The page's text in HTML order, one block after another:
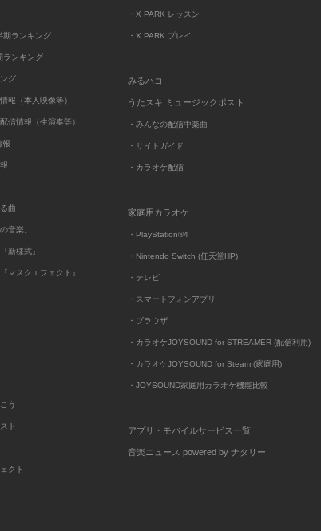
期ランキング
ランキング
グ
報（本人映像等）
信情報（生演奏等）
報
曲
音楽。
新様式』
マスクエフェクト』
う
ト
クト
・X PARK レッスン
・X PARK プレイ
みるハコ
うたスキ ミュージックポスト
・みんなの配信中楽曲
・サイトガイド
・カラオケ配信
家庭用カラオケ
・PlayStation®4
・Nintendo Switch (任天堂HP)
・テレビ
・スマートフォンアプリ
・ブラウザ
・カラオケJOYSOUND for STREAMER (配信利用)
・カラオケJOYSOUND for Steam (家庭用)
・JOYSOUND家庭用カラオケ機能比較
アプリ・モバイルサービス一覧
音楽ニュース powered by ナタリー